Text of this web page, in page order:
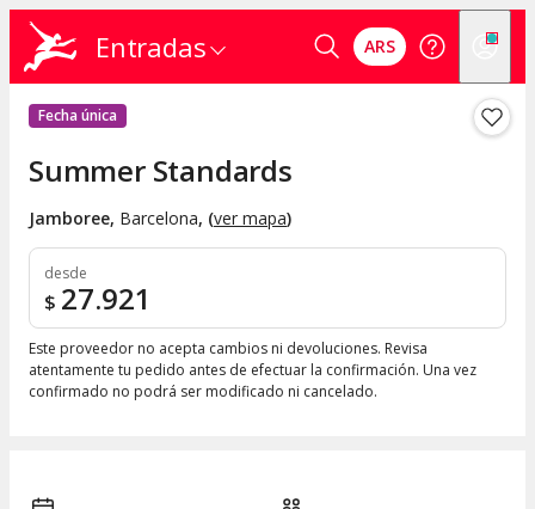
Entradas ARS
Fecha única
Summer Standards
Jamboree, Barcelona, (ver mapa)
desde
$ 27.921
Este proveedor no acepta cambios ni devoluciones. Revisa
atentamente tu pedido antes de efectuar la confirmación. Una vez
confirmado no podrá ser modificado ni cancelado.